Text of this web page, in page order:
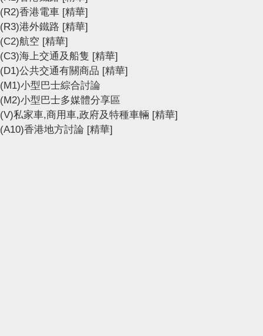
(R2)香港電車 [精華]
(R3)港外鐵路 [精華]
(C2)航空 [精華]
(C3)海上交通及船隻 [精華]
(D1)公共交通有關商品 [精華]
(M1)小型巴士綜合討論
(M2)小型巴士多媒體分享區
(V)私家車,商用車,政府及特種車輛 [精華]
(A10)香港地方討論 [精華]